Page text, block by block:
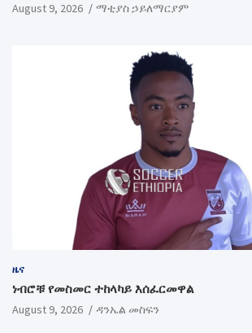
August 9, 2026 ማቲያስ ኃይለማርያም
ዜና
ነብሮቹ የመስመር ተከላካይ እሰፈርመዋል
August 9, 2026 ዳንኤል መስፍን